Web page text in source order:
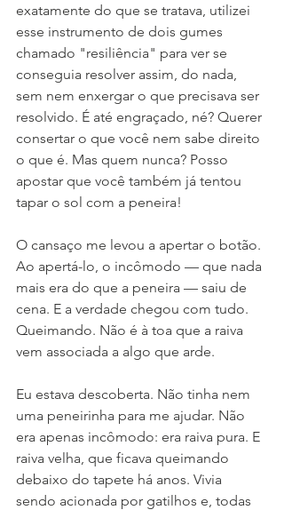
exatamente do que se tratava, utilizei
esse instrumento de dois gumes
chamado "resiliência" para ver se
conseguia resolver assim, do nada,
sem nem enxergar o que precisava ser
resolvido. É até engraçado, né? Querer
consertar o que você nem sabe direito
o que é. Mas quem nunca? Posso
apostar que você também já tentou
tapar o sol com a peneira!
O cansaço me levou a apertar o botão.
Ao apertá-lo, o incômodo — que nada
mais era do que a peneira — saiu de
cena. E a verdade chegou com tudo.
Queimando. Não é à toa que a raiva
vem associada a algo que arde.
Eu estava descoberta. Não tinha nem
uma peneirinha para me ajudar. Não
era apenas incômodo: era raiva pura. E
raiva velha, que ficava queimando
debaixo do tapete há anos. Vivia
sendo acionada por gatilhos e, todas